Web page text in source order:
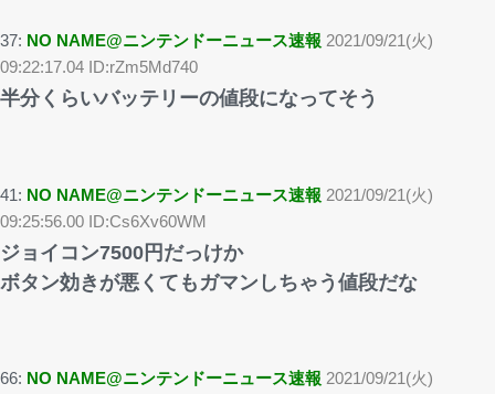
37: NO NAME@ニンテンドーニュース速報 2021/09/21(火)
09:22:17.04 ID:rZm5Md740
半分くらいバッテリーの値段になってそう
41: NO NAME@ニンテンドーニュース速報 2021/09/21(火)
09:25:56.00 ID:Cs6Xv60WM
ジョイコン7500円だっけか
ボタン効きが悪くてもガマンしちゃう値段だな
66: NO NAME@ニンテンドーニュース速報 2021/09/21(火)